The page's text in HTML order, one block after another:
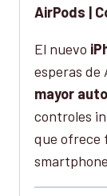
AirPods |
El nuevo
esperas de
mayor
controles
que ofrece